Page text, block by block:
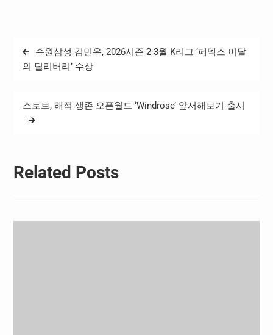
는 서울스퀘어에서 진행했
다. 첫 번째 강의는 노무법인
글
탐
수원삼성 김민우, 2026시즌 2-3월 K리그 ‘페덱스 이달
의 딜리버리’ 수상
스토브, 해적 생존 오픈월드 ‘Windrose’ 앞서해보기 출시
Related Posts